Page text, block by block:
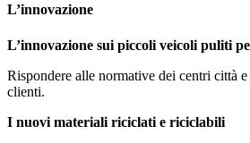
L’innovazione
L’innovazione sui piccoli veicoli puliti
Rispondere alle normative dei centri città
clienti.
I nuovi materiali riciclati e riciclabili